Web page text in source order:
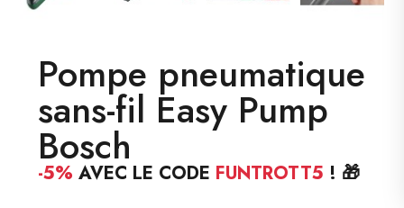
Pompe pneumatique
sans-fil Easy Pump
Bosch
-5% AVEC LE CODE FUNTROTT5 ! 🎁